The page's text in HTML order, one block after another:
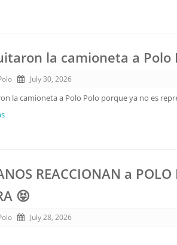
la camioneta a Polo
July 30, 2026
la camioneta a Polo Polo porque ya no es
REACCIONAN a
😝
July 28, 2026